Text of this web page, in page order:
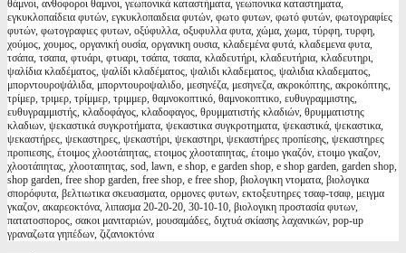
θάμνοι, ανθοφοροι θαμνοι, γεωπονικά καταστήματα, γεωπονικα καταστηματα,
εγκυκλοπαίδεια φυτών, εγκυκλοπαιδεια φυτών, φωτο φυτων, φωτό φυτών, φωτογραφίες
φυτών, φωτογραφιες φυτων, οξύφυλλα, οξυφυλλα φυτα, χώμα, χωμα, τύρφη, τυρφη,
χούμος, χουμος, οργανική ουσία, οργανικη ουσια, κλαδεμένα φυτά, κλαδεμενα φυτα,
τσάπα, τσαπα, φτυάρι, φτυαρι, τσάπα, τσαπα, κλαδευτήρι, κλαδευτήρια, κλαδευτηρι,
ψαλίδια κλαδέματος, ψαλίδι κλαδέματος, ψαλιδι κλαδεματος, ψαλιδια κλαδεματος,
μπορντουροψάλιδα, μπορντουροψαλιδο, μεσηνέζα, μεσηνεζα, ακροκόπτης, ακροκόπτης,
τρίμερ, τριμερ, τρίμμερ, τριμμερ, θαμνοκοπτικό, θαμνοκοπτικο, ευθυγραμμιστης,
ευθυγραμμιστής, κλαδοφάγος, κλαδοφαγος, θρυμματιστής κλαδιών, θρυμματιστης
κλαδιων, ψεκαστικά συγκροτήματα, ψεκαστικα συγκροτηματα, ψεκαστικά, ψεκαστικα,
ψεκαστήρες, ψεκαστηρες, ψεκαστήρι, ψεκαστηρι, ψεκαστήρες προπίεσης, ψεκαστηρες
προπιεσης, έτοιμος χλοοτάπητας, ετοιμος χλοοταπητας, έτοιμο γκαζόν, ετοιμο γκαζον,
χλοοτάπητας, χλοοταπητας, sod, lawn, e shop, e garden shop, e shop garden, garden shop,
shop garden, free shop garden, free shop, e free shop, βιολογικη ντοματα, βιολογικα
σπορόφυτα, βελτιωτικα σκευασματα, ορμονες φυτων, εκτοξευτηρες τσαφ-τσαφ, μειγμα
γκαζον, ακαρεοκτόνα, λιπασμα 20-20-20, 30-10-10, βιολογικη προστασία φυτων,
πατατοσπορος, σακοι μανιταριών, μουσαμάδες, διχτυά σκίασης λαχανικών, pop-up
γραναζωτα γηπέδων, ζιζανιοκτόνα